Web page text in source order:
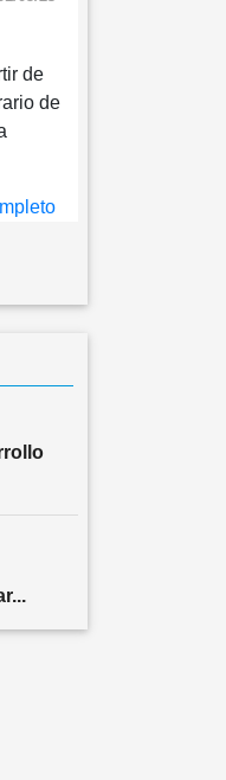
de
de
DE
Estimada
que, a
2023, se iniciará
a todos...
Leer completo